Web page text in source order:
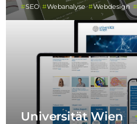
SEO Webanalyse Webdesign
Universität Wien